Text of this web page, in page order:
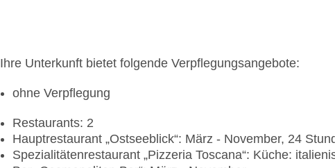
Ihre Unterkunft bietet folgende Verpflegungsangebote:
ohne Verpflegung
Restaurants: 2
Hauptrestaurant „Ostseeblick“: März - November, 24
Spezialitätenrestaurant „Pizzeria Toscana“: Küche: